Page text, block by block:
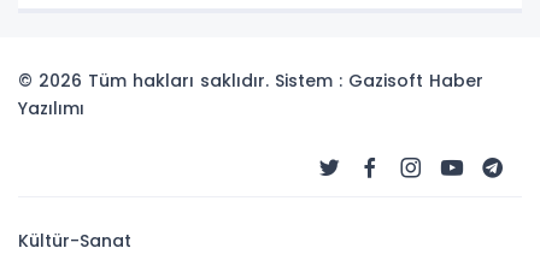
© 2026 Tüm hakları saklıdır. Sistem : Gazisoft Haber
Yazılımı
Kültür-Sanat